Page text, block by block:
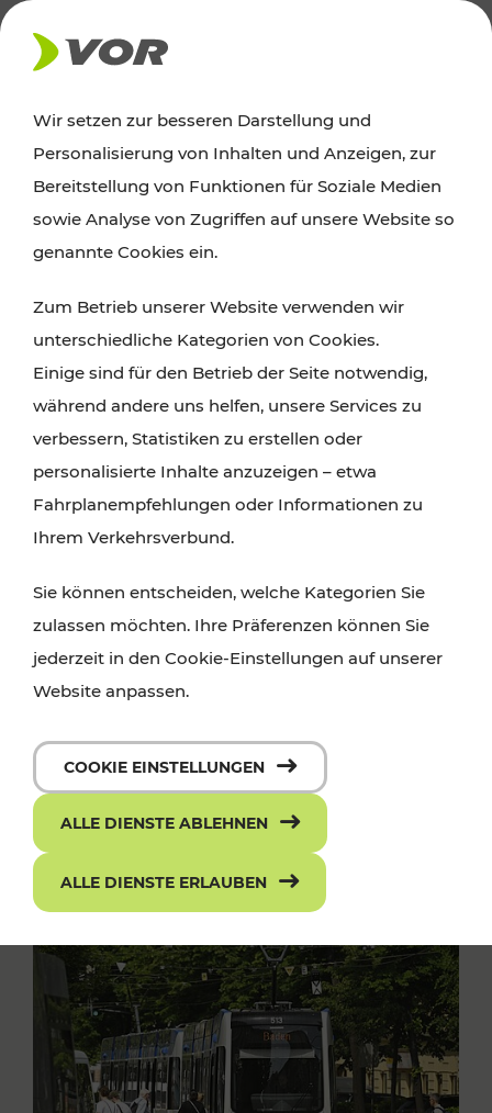
AKTUELLES
News
Alle wichtigen Meldungen zu Fahrplanänderungen,
finden Sie hier im Überblick.
Wir setzen zur besseren Darstellung und
Personalisierung von Inhalten und Anzeigen, zur
Bereitstellung von Funktionen für Soziale Medien
sowie Analyse von Zugriffen auf unsere Website so
genannte Cookies ein.
Zum Betrieb unserer Website verwenden wir
unterschiedliche Kategorien von Cookies.
Einige sind für den Betrieb der Seite notwendig,
während andere uns helfen, unsere Services zu
verbessern, Statistiken zu erstellen oder
personalisierte Inhalte anzuzeigen – etwa
Fahrplanempfehlungen oder Informationen zu
Ihrem Verkehrsverbund.
Sie können entscheiden, welche Kategorien Sie
zulassen möchten. Ihre Präferenzen können Sie
jederzeit in den Cookie-Einstellungen auf unserer
Website anpassen.
COOKIE EINSTELLUNGEN
ALLE DIENSTE ABLEHNEN
ALLE DIENSTE ERLAUBEN